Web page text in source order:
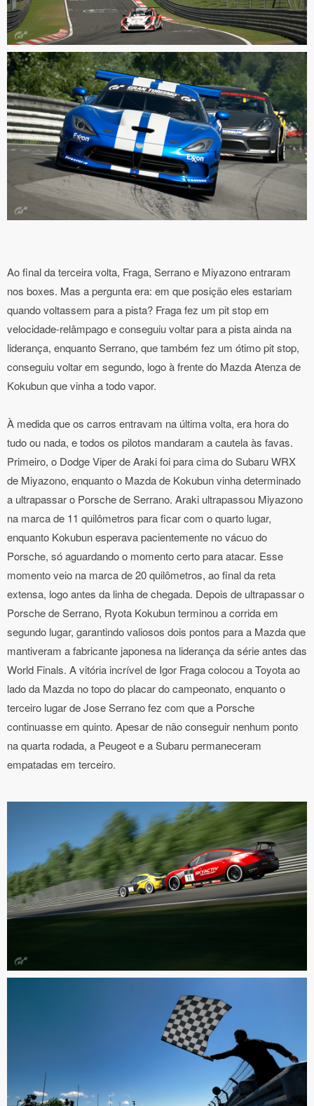
Ao final da terceira volta, Fraga, Serrano e Miyazono entraram
nos boxes. Mas a pergunta era: em que posição eles estariam
quando voltassem para a pista? Fraga fez um pit stop em
velocidade-relâmpago e conseguiu voltar para a pista ainda na
liderança, enquanto Serrano, que também fez um ótimo pit stop,
conseguiu voltar em segundo, logo à frente do Mazda Atenza de
Kokubun que vinha a todo vapor.
À medida que os carros entravam na última volta, era hora do
tudo ou nada, e todos os pilotos mandaram a cautela às favas.
Primeiro, o Dodge Viper de Araki foi para cima do Subaru WRX
de Miyazono, enquanto o Mazda de Kokubun vinha determinado
a ultrapassar o Porsche de Serrano. Araki ultrapassou Miyazono
na marca de 11 quilômetros para ficar com o quarto lugar,
enquanto Kokubun esperava pacientemente no vácuo do
Porsche, só aguardando o momento certo para atacar. Esse
momento veio na marca de 20 quilômetros, ao final da reta
extensa, logo antes da linha de chegada. Depois de ultrapassar o
Porsche de Serrano, Ryota Kokubun terminou a corrida em
segundo lugar, garantindo valiosos dois pontos para a Mazda que
mantiveram a fabricante japonesa na liderança da série antes das
World Finals. A vitória incrível de Igor Fraga colocou a Toyota ao
lado da Mazda no topo do placar do campeonato, enquanto o
terceiro lugar de Jose Serrano fez com que a Porsche
continuasse em quinto. Apesar de não conseguir nenhum ponto
na quarta rodada, a Peugeot e a Subaru permaneceram
empatadas em terceiro.